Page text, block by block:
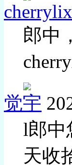
cherrylix
郎中
觉宇
l郎中
天收